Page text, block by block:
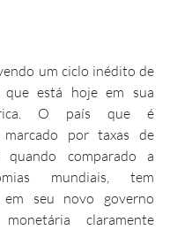
um ciclo inédito de
que está hoje em sua
O país que é
marcado por taxas de
quando comparado a
mundiais, tem
em seu novo governo
claramente